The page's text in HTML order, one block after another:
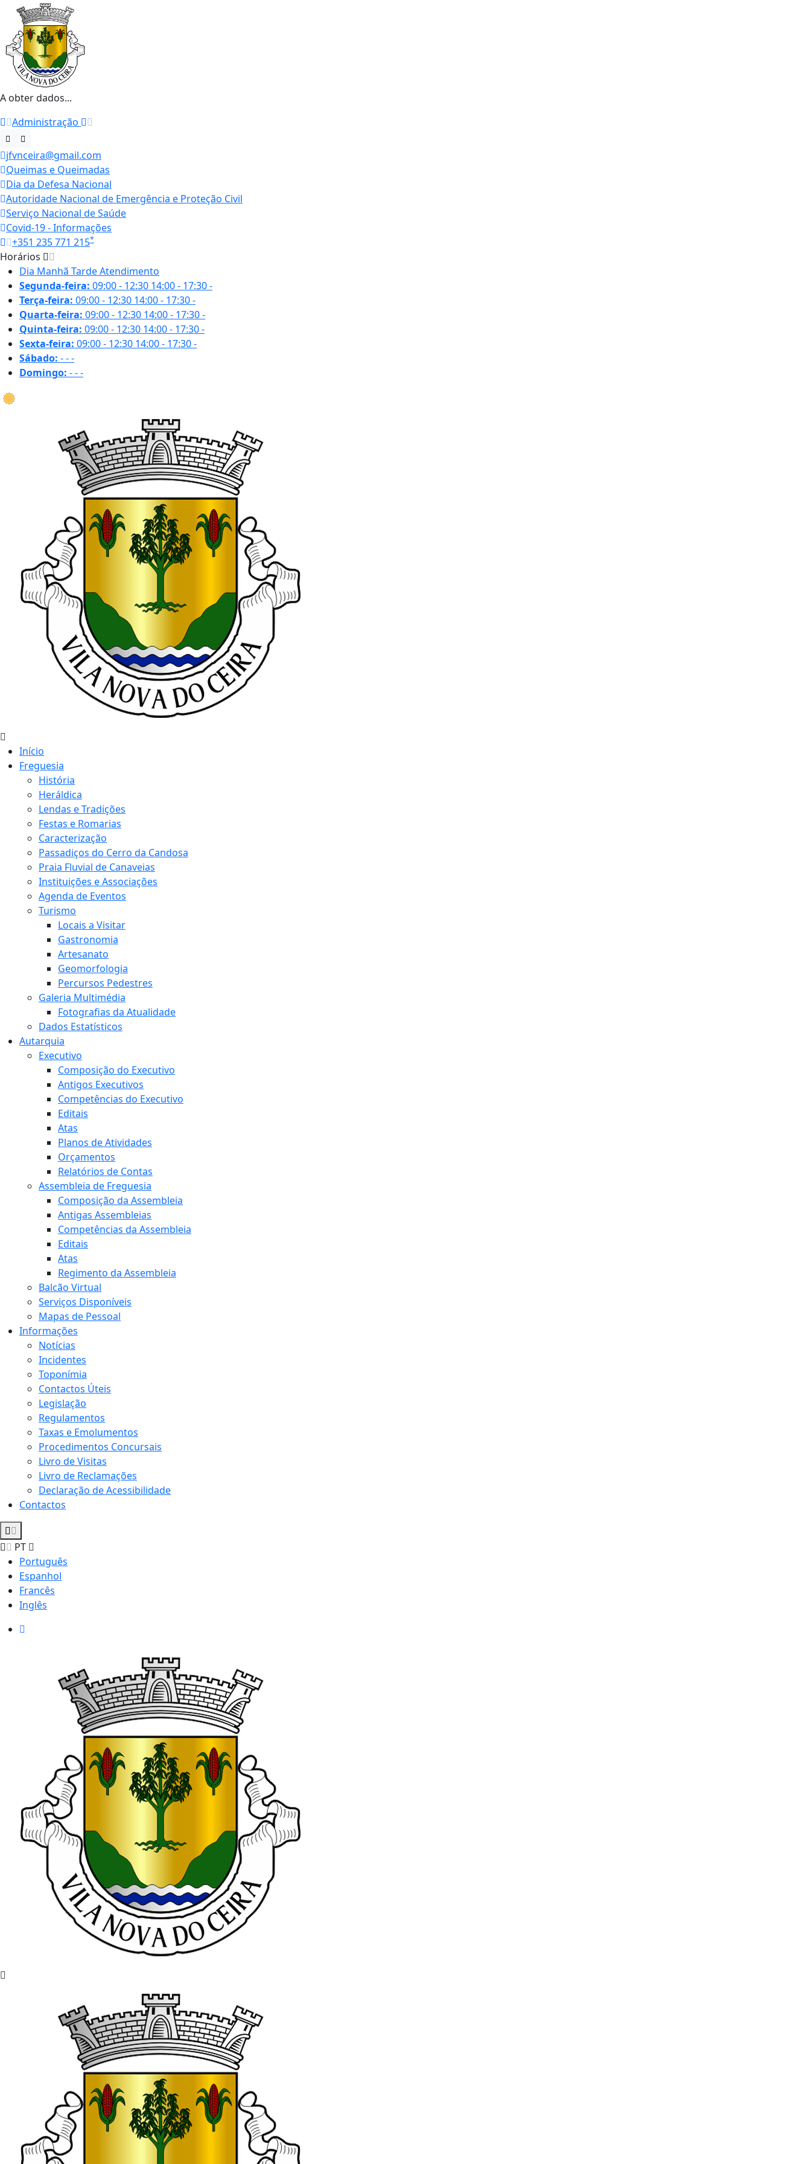
A obter dados...
Administração
jfvnceira@gmail.com
Queimas e Queimadas
Dia da Defesa Nacional
Autoridade Nacional de Emergência e Proteção Civil
Serviço Nacional de Saúde
Covid-19 - Informações
+351 235 771 215*
Horários
Dia Manhã TardeAtendimento
Segunda-feira: 09:00 - 12:30 14:00 - 17:30-
Terça-feira: 09:00 - 12:30 14:00 - 17:30-
Quarta-feira: 09:00 - 12:30 14:00 - 17:30-
Quinta-feira: 09:00 - 12:30 14:00 - 17:30-
Sexta-feira: 09:00 - 12:30 14:00 - 17:30-
Sábado: ---
Domingo: ---
Início
Freguesia
História
Heráldica
Lendas e Tradições
Festas e Romarias
Caracterização
Passadiços do Cerro da Candosa
Praia Fluvial de Canaveias
Instituições e Associações
Agenda de Eventos
Turismo
Locais a Visitar
Gastronomia
Artesanato
Geomorfologia
Percursos Pedestres
Galeria Multimédia
Fotografias da Atualidade
Dados Estatísticos
Autarquia
Executivo
Composição do Executivo
Antigos Executivos
Competências do Executivo
Editais
Atas
Planos de Atividades
Orçamentos
Relatórios de Contas
Assembleia de Freguesia
Composição da Assembleia
Antigas Assembleias
Competências da Assembleia
Editais
Atas
Regimento da Assembleia
Balcão Virtual
Serviços Disponíveis
Mapas de Pessoal
Informações
Notícias
Incidentes
Toponímia
Contactos Úteis
Legislação
Regulamentos
Taxas e Emolumentos
Procedimentos Concursais
Livro de Visitas
Livro de Reclamações
Declaração de Acessibilidade
Contactos
PT
Português
Espanhol
Francês
Inglês